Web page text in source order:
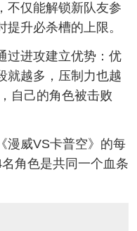
不仅能解锁新队友参
升必杀槽的上限。
进攻建立优势：优
就越多，压制力也越
自己的角色被击败
威VS卡普空》的每
角色是共同一个血条